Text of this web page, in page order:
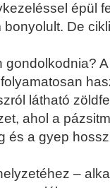
épül
bonyolult. De
gondolkodnia?
látható
ahol a
és a gyep
–